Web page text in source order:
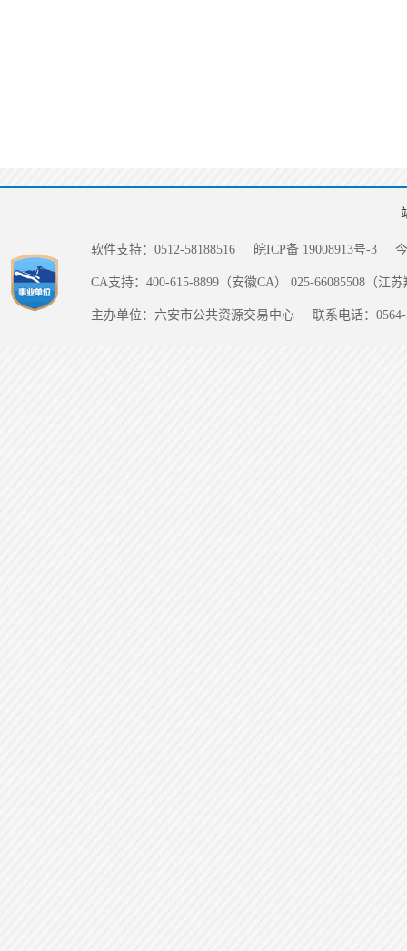
软件支持：0512-58188516 皖ICP备 19008913号-3
CA支持：400-615-8899（安徽CA） 025-66085508（江
主办单位：六安市公共资源交易中心 联系电话：0564-